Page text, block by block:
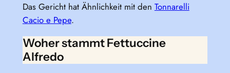
Das Gericht hat Ähnlichkeit mit den Tonnarelli
Cacio e Pepe.
Woher stammt Fettuccine
Alfredo